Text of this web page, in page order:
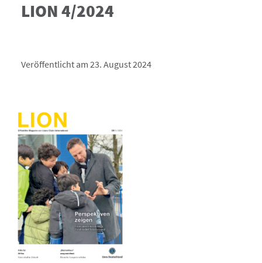
LION 4/2024
Veröffentlicht am 23. August 2024